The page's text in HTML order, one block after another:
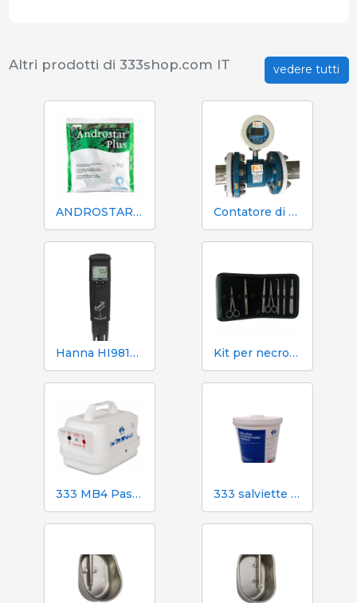
vedere tutti
Altri prodotti di 333shop.com IT
ANDROSTAR PLUS 47 g / 100 L - Prolungatore di sperma a lunga durata Contatore di volume e azoto Mecaniques Segalés DN150
Hanna HI98130 pH, EC, TDS e tester di temperatura Kit per necroscopia e dissezione 333 - 7 strumenti
333 MB4 Pastore elettrico a batteria per cani e cavalli 333 salviette umidificate per scrofe durante l'inseminazione